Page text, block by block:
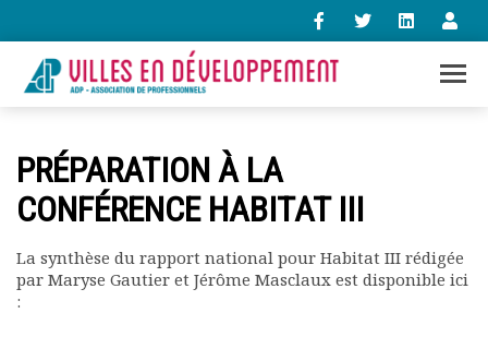
contact@villes-developpement.org
L’association
Qui sommes-nous ?
PRÉPARATION À LA
CONFÉRENCE HABITAT III
La synthèse du rapport national pour Habitat III rédigée
par Maryse Gautier et Jérôme Masclaux est disponible ici
: